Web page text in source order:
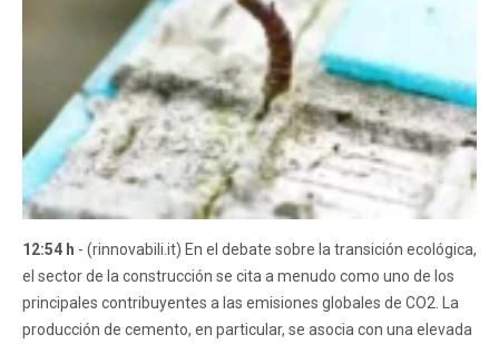
12:54 h - (rinnovabili.it) En el debate sobre la transición ecológica,
el sector de la construcción se cita a menudo como uno de los
principales contribuyentes a las emisiones globales de CO2. La
producción de cemento, en particular, se asocia con una elevada